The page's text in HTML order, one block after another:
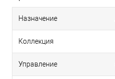
Назначение
Коллекция
Управление